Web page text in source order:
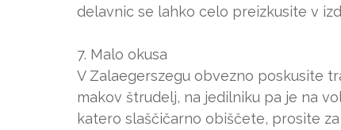
delavnic se lahko celo preizkusite v
7. Malo okusa
V Zalaegerszegu obvezno poskusite
makov štrudelj, na jedilniku pa je na
katero slaščičarno obiščete, prosite